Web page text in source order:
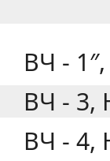
ВЧ -
ВЧ - 3,
ВЧ - 4,